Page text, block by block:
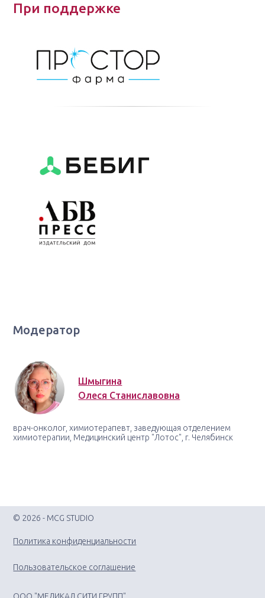
При поддержке
Модератор
Шмыгина
Олеся Станиславовна
врач-онколог, химиотерапевт, заведующая отделением
химиотерапии, Медицинский центр "Лотос", г. Челябинск
© 2026 - MCG STUDIO
Политика конфиденциальности
Пользовательское соглашение
ООО "МЕДИКАЛ СИТИ ГРУПП"